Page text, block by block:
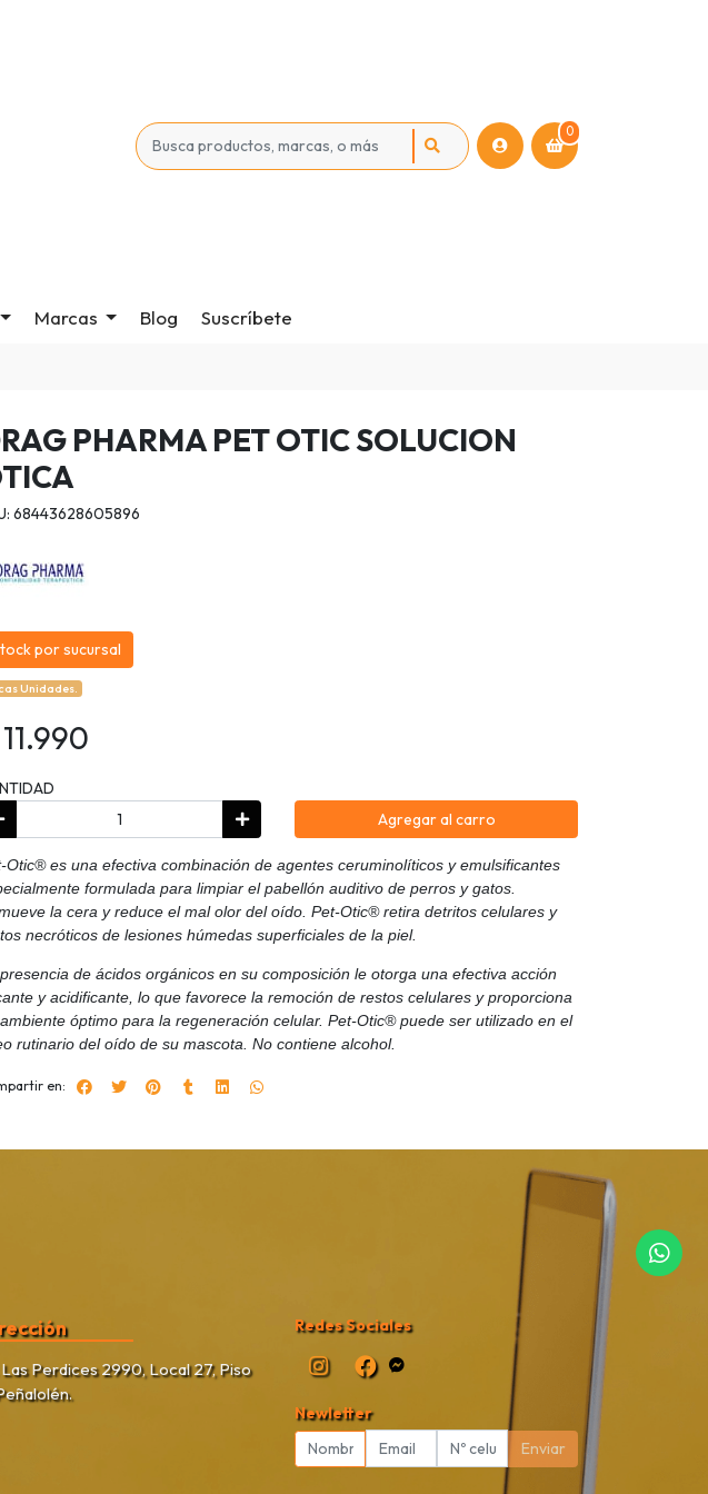
0
Marcas Blog Suscríbete
PHARMA PET OTIC SOLUCION
68443628605896
por sucursal
Unidades.
Agregar al carro
Otic® es una efectiva combinación de agentes ceruminolíticos y emulsificantes
formulada para limpiar el pabellón auditivo de perros y gatos.
la cera y reduce el mal olor del oído. Pet-Otic® retira detritos celulares y
necróticos de lesiones húmedas superficiales de la piel.
de ácidos orgánicos en su composición le otorga una efectiva acción
y acidificante, lo que favorece la remoción de restos celulares y proporciona
óptimo para la regeneración celular. Pet-Otic® puede ser utilizado en el
rutinario del oído de su mascota. No contiene alcohol.
en:
Las Perdices 2990, Local 27, Piso
Redes Sociales
Newletter
Enviar